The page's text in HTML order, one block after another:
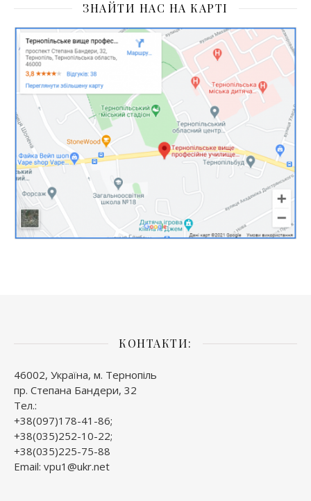
ЗНАЙТИ НАС НА КАРТІ
КОНТАКТИ:
46002, Україна, м. Тернопіль
пр. Степана Бандери, 32
Тел.:
+38(097)178-41-86;
+38(035)252-10-22;
+38(035)225-75-88
Email: vpu1@ukr.net